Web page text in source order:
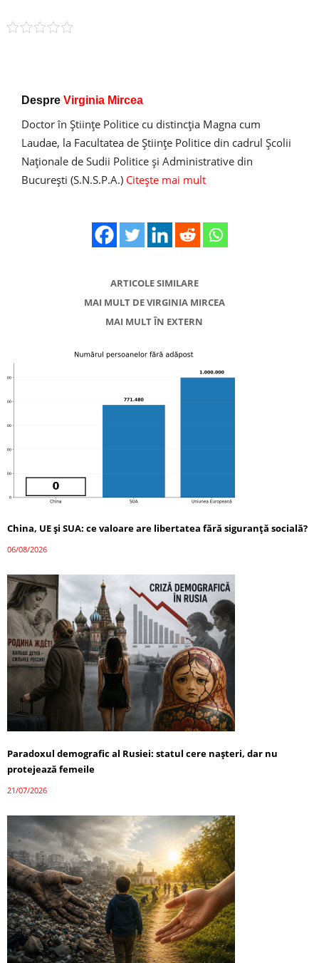
Despre Virginia Mircea
Doctor în Ştiinţe Politice cu distincţia Magna cum
Laudae, la Facultatea de Ştiinţe Politice din cadrul Şcolii
Naţionale de Sudii Politice şi Administrative din
Bucureşti (S.N.S.P.A.) Citește mai mult
ARTICOLE SIMILARE
MAI MULT DE VIRGINIA MIRCEA
MAI MULT ÎN EXTERN
China, UE și SUA: ce valoare are libertatea fără siguranță socială?
06/08/2026
Paradoxul demografic al Rusiei: statul cere nașteri, dar nu
protejează femeile
21/07/2026